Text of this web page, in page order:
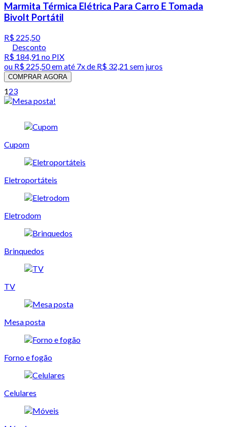
Marmita Térmica Elétrica Para Carro E Tomada
Bivolt Portátil
R$ 225,50
Desconto
R$ 184,91 no PIX
ou R$ 225,50em até 7x de R$ 32,21 sem juros
COMPRAR AGORA
123
Cupom
Eletroportáteis
Eletrodom
Brinquedos
TV
Mesa posta
Forno e fogão
Celulares